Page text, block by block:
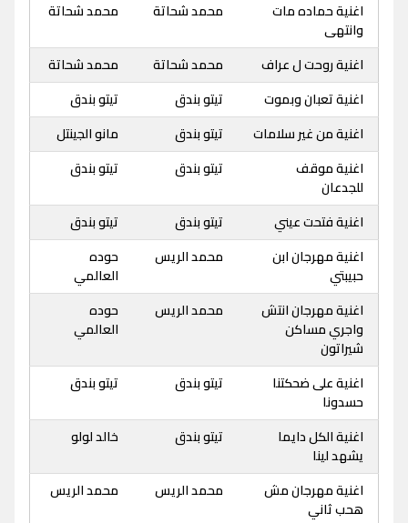
اغنية حماده مات
وانتهى
محمد شحاتة محمد شحاتة
اغنية روحت ل عراف محمد شحاتة
محمد شحاتة
اغنية تعبان وبموت
تيتو بندق
تيتو بندق
اغنية من غير سلامات
تيتو بندق
مانو الجينتل
اغنية موقف
للجدعان
تيتو بندق تيتو بندق
اغنية فتحت عيني تيتو بندق
تيتو بندق
اغنية مهرجان ابن
حبيبتي
محمد الريس
حوده
العالمي
اغنية مهرجان انتش
واجري مساكن
شيراتون
محمد الريس
حوده
العالمي
اغنية على ضحكتنا
حسدونا
تيتو بندق تيتو بندق
اغنية الكل دايما
يشهد لينا
تيتو بندق خالد لولو
اغنية مهرجان مش
هحب ثاني
محمد الريس محمد الريس